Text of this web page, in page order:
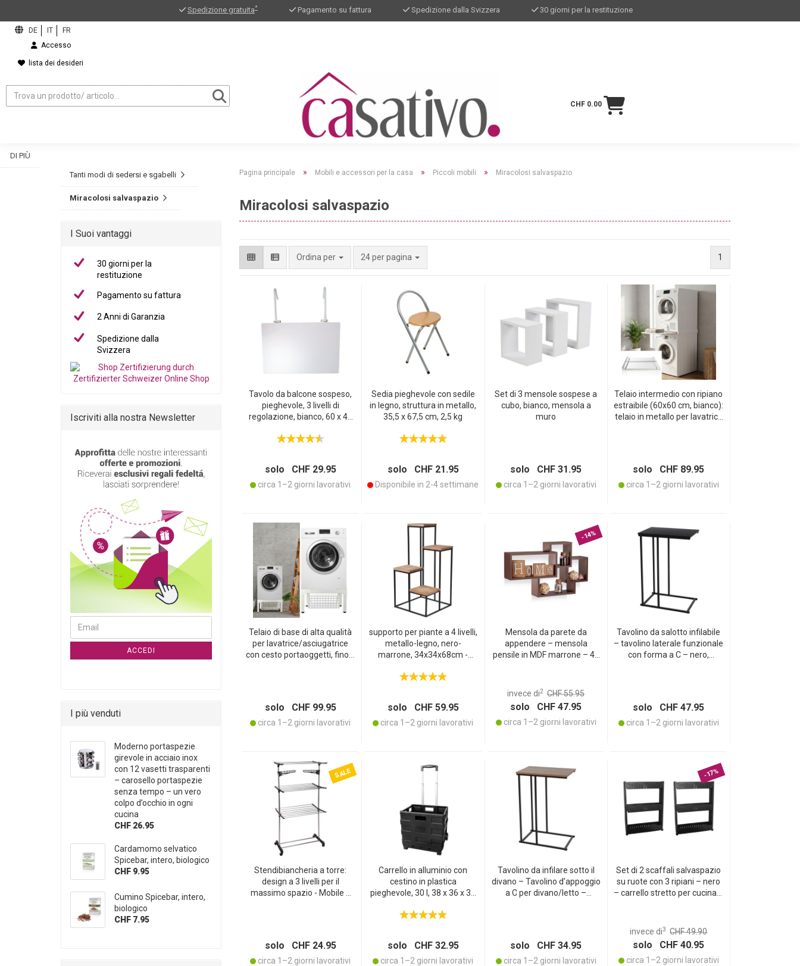
Spedizione gratuita* Pagamento su fattura Spedizione dalla Svizzera 30 giorni per la restituzione
Accesso
lista dei desideri
CHF 0.00
DI PIÙ
Pagina principale » Mobili e accessori per la casa » Piccoli mobili » Miracolosi salvaspazio
Miracolosi salvaspazio
Ordina per 24 per pagina 1
Tavolo da balcone sospeso,
pieghevole, 3 livelli di
regolazione, bianco, 60 x 40
solo CHF 29.95
circa 1–2 giorni lavorativi
Sedia pieghevole con sedile
in legno, struttura in metallo,
35,5 x 67,5 cm, 2,5 kg
solo CHF 21.95
Disponibile in 2-4 settimane
Set di 3 mensole sospese a
cubo, bianco, mensola a
muro
solo CHF 31.95
circa 1–2 giorni lavorativi
Telaio intermedio con ripiano
estraibile (60x60 cm, bianco):
telaio in metallo per lavatrice
solo CHF 89.95
circa 1–2 giorni lavorativi
Telaio di base di alta qualità
per lavatrice/asciugatrice
con cesto portaoggetti, fino a
solo CHF 99.95
circa 1–2 giorni lavorativi
supporto per piante a 4 livelli,
metallo-legno, nero-
marrone, 34x34x68cm -
fiori, presentazione
solo CHF 59.95
circa 1–2 giorni lavorativi
-14%
Mensola da parete da
appendere – mensola
pensile in MDF marrone – 42
decorazioni, cucina e bagno
invece di2 CHF 55.95
solo CHF 47.95
circa 1–2 giorni lavorativi
Tavolino da salotto infilabile
– tavolino laterale funzionale
con forma a C – nero,
solo CHF 47.95
circa 1–2 giorni lavorativi
SALE
Stendibiancheria a torre:
design a 3 livelli per il
massimo spazio - Mobile e
solo CHF 24.95
circa 1–2 giorni lavorativi
Carrello in alluminio con
cestino in plastica
pieghevole, 30 l, 38 x 36 x 30
solo CHF 32.95
circa 1–2 giorni lavorativi
Tavolino da infilare sotto il
divano – Tavolino d’appoggio
a C per divano/letto –
solo CHF 34.95
circa 1–2 giorni lavorativi
-17%
Set di 2 scaffali salvaspazio
su ruote con 3 ripiani – nero
– carrello stretto per cucina e
invece di3 CHF 49.90
solo CHF 40.95
circa 1–2 giorni lavorativi
Tanti modi di sedersi e sgabelli
Miracolosi salvaspazio
I Suoi vantaggi
30 giorni per la
restituzione
Pagamento su fattura
2 Anni di Garanzia
Spedizione dalla
Svizzera
Iscriviti alla nostra Newsletter
CONTINUA ALLA PAGINA DI ISCRIZIONE ALLA NEWSLETTER
ACCEDI
I più venduti
Moderno portaspezie
girevole in acciaio inox
con 12 vasetti trasparenti
– carosello portaspezie
senza tempo – un vero
colpo d’occhio in ogni
cucina
CHF 26.95
Cardamomo selvatico
Spicebar, intero, biologico
CHF 9.95
Cumino Spicebar, intero,
biologico
CHF 7.95